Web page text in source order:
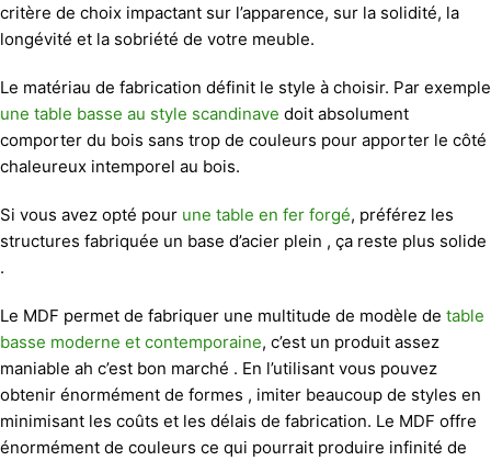
critère de choix impactant sur l’apparence, sur la solidité, la
longévité et la sobriété de votre meuble.
Le matériau de fabrication définit le style à choisir. Par exemple
une table basse au style scandinave doit absolument
comporter du bois sans trop de couleurs pour apporter le côté
chaleureux intemporel au bois.
Si vous avez opté pour une table en fer forgé, préférez les
structures fabriquée un base d’acier plein , ça reste plus solide
.
Le MDF permet de fabriquer une multitude de modèle de table
basse moderne et contemporaine, c’est un produit assez
maniable ah c’est bon marché . En l’utilisant vous pouvez
obtenir énormément de formes , imiter beaucoup de styles en
minimisant les coûts et les délais de fabrication. Le MDF offre
énormément de couleurs ce qui pourrait produire infinité de